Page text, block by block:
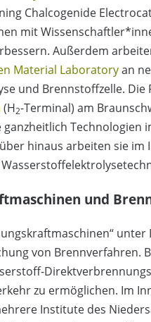
Chalcogenide
mit
Außerdem
Material Laboratoryan
und Brennstoffzelle.
(H2-Terminal) am
Technologien
hinaus arbeiten sie im
und
von Brennverfahren.
zu ermöglichen. Im
Institute des